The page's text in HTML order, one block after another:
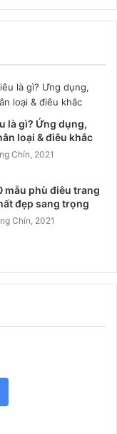
là gì? Ứng dụng,
loại & điêu khắc
Chín, 2021
mẫu phù điêu trang
đẹp sang trọng
Chín, 2021